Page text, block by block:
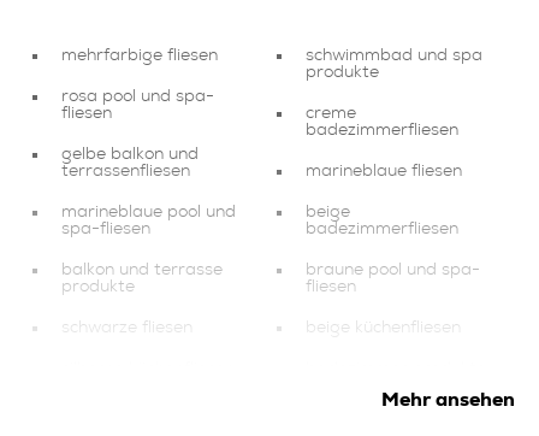
mehrfarbige fliesen
rosa pool und spa-
fliesen
gelbe balkon und
terrassenfliesen
marineblaue pool und
spa-fliesen
balkon und terrasse
produkte
schwarze fliesen
schwimmbad und spa
produkte
creme
badezimmerfliesen
marineblaue fliesen
beige
badezimmerfliesen
braune pool und spa-
fliesen
beige küchenfliesen
universelleMehr ansehen